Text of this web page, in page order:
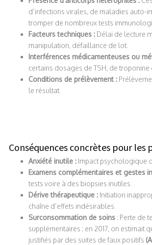
d’infections virales, de maladies auto-
tromper de nombreux tests
Facteurs techniques : Délai de lecture
manipulation, défaillance de lot.
Interférences médicamenteuses ou
certains dosages de TSH, de troponine
Conditions de prélèvement :
le résultat.
Conséquences concrètes pour
Anxiété inutile : Impact psychologique
Examens complémentaires et gestes
tests voire à des biopsies inutiles.
Dérive thérapeutique : Initiation
chaîne d’effets indésirables.
Surconsommation de soins : Perte de
supplémentaires : en 2017, on estimait
justifiés par des suites de faux positifs